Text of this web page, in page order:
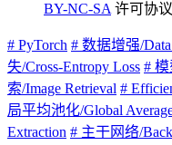
BY-NC-SA 许可协
# PyTorch # 数据增强/
失/Cross-Entropy Loss # 模
索/Image Retrieval #
局平均池化/Global
Extraction # 主干网络/